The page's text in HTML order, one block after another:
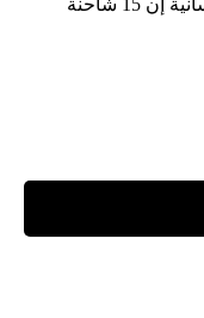
وكالة الأمم المتحدة لتنسيق الشئون الإنسانية إن 15 شاحنة